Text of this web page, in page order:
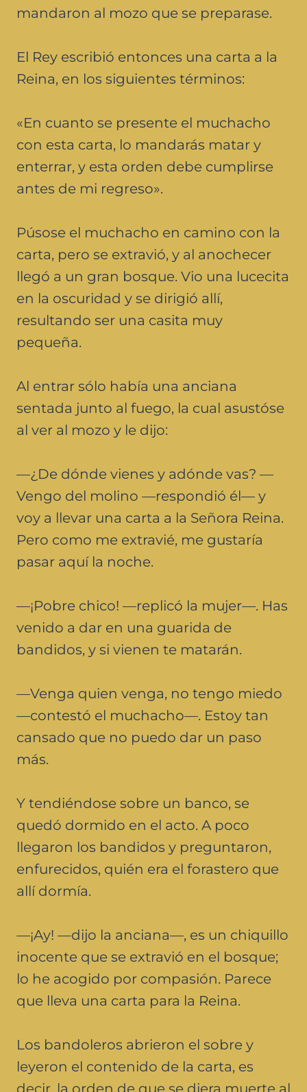
mandaron al mozo que se preparase.
El Rey escribió entonces una carta a la
Reina, en los siguientes términos:
«En cuanto se presente el muchacho
con esta carta, lo mandarás matar y
enterrar, y esta orden debe cumplirse
antes de mi regreso».
Púsose el muchacho en camino con la
carta, pero se extravió, y al anochecer
llegó a un gran bosque. Vio una lucecita
en la oscuridad y se dirigió allí,
resultando ser una casita muy
pequeña.
Al entrar sólo había una anciana
sentada junto al fuego, la cual asustóse
al ver al mozo y le dijo:
—¿De dónde vienes y adónde vas? —
Vengo del molino —respondió él— y
voy a llevar una carta a la Señora Reina.
Pero como me extravié, me gustaría
pasar aquí la noche.
—¡Pobre chico! —replicó la mujer—. Has
venido a dar en una guarida de
bandidos, y si vienen te matarán.
—Venga quien venga, no tengo miedo
—contestó el muchacho—. Estoy tan
cansado que no puedo dar un paso
más.
Y tendiéndose sobre un banco, se
quedó dormido en el acto. A poco
llegaron los bandidos y preguntaron,
enfurecidos, quién era el forastero que
allí dormía.
—¡Ay! —dijo la anciana—, es un chiquillo
inocente que se extravió en el bosque;
lo he acogido por compasión. Parece
que lleva una carta para la Reina.
Los bandoleros abrieron el sobre y
leyeron el contenido de la carta, es